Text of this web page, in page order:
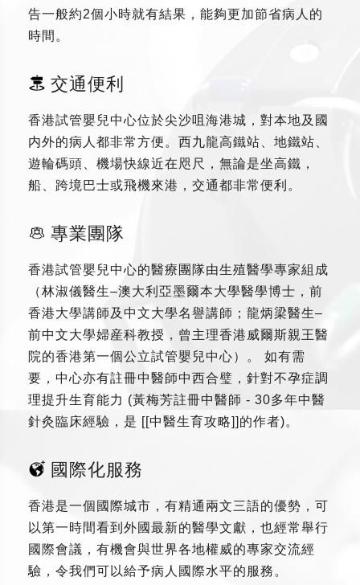
告一般約2個小時就有結果，能夠更加節省病人的
時間。
交通便利
香港試管嬰兒中心位於尖沙咀海港城，對本地及國
内外的病人都非常方便。西九龍高鐵站、地鐵站、
遊輪碼頭、機場快線近在咫尺，無論是坐高鐵，
船、跨境巴士或飛機來港，交通都非常便利。
專業團隊
香港試管嬰兒中心的醫療團隊由生殖醫學專家組成
（林淑儀醫生–澳大利亞墨爾本大學醫學博士，前
香港大學講師及中文大學名譽講師；龍炳梁醫生–
前中文大學婦産科教授，曾主理香港威爾斯親王醫
院的香港第一個公立試管嬰兒中心）。 如有需
要，中心亦有註冊中醫師中西合璧，針對不孕症調
理提升生育能力 (黃梅芳註冊中醫師 - 30多年中醫
針灸臨床經驗，是 [[中醫生育攻略]]的作者)。
國際化服務
香港是一個國際城市，有精通兩文三語的優勢，可
以第一時間看到外國最新的醫學文獻，也經常舉行
國際會議，有機會與世界各地權威的專家交流經
驗，令我們可以給予病人國際水平的服務。